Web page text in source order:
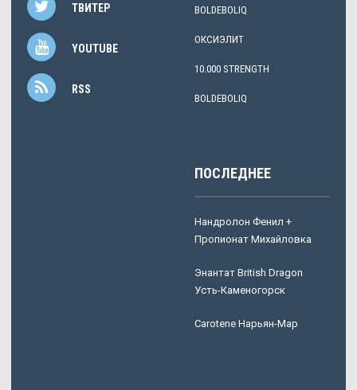
ТВИТЕР
YOUTUBE
RSS
BOLDEBOLIQ
ОКСИЭЛИТ
10.000 STRENGTH
BOLDEBOLIQ
ПОСЛЕДНЕЕ
Нандролон Фенил +
Пропионат Михайловка
Энантат British Dragon
Усть-Каменогорск
Carotene Нарьян-Мар